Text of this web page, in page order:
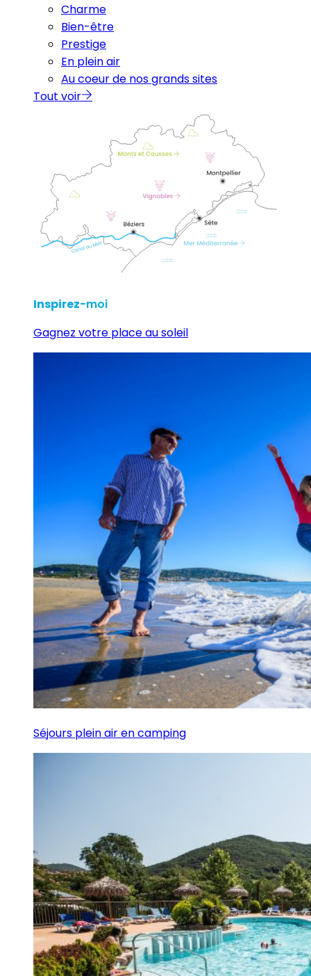
Charme
Bien-être
Prestige
En plein air
Au coeur de nos grands sites
Tout voir
Inspirez-moi
Gagnez votre place au soleil
Séjours plein air en camping